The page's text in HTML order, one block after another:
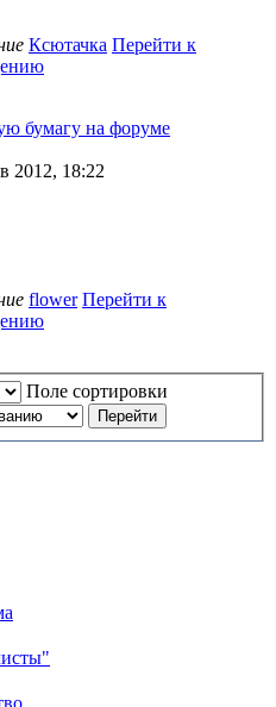
Ксютачка Перейти к
бумагу на форуме
2012, 18:22
flower Перейти к
Поле сортировки